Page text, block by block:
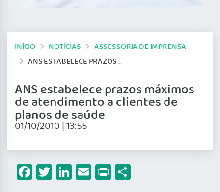
INÍCIO NOTÍCIAS
ASSESSORIA DE IMPRENSA
ANS ESTABELECE PRAZOS MÁXIMOS DE ATENDIMENTO A CLIENTES DE PLANOS DE SAÚDE
ANS estabelece prazos máximos
de atendimento a clientes de
planos de saúde
01/10/2010 | 13:55
Facebook
Twitter
LinkedIn
Email
Print